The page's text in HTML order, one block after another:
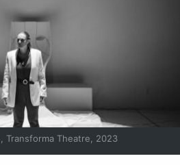
Transforma Theatre, 2023